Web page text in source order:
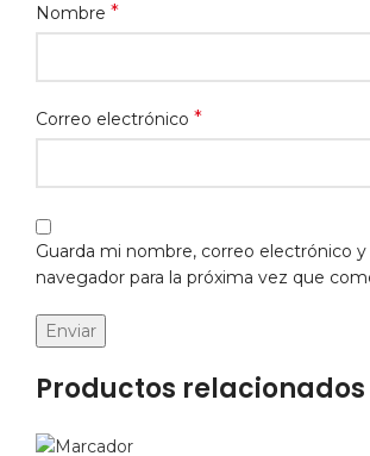
Nombre *
Correo electrónico *
Guarda mi nombre, correo electrónico
navegador para la próxima vez que
Productos relacionados